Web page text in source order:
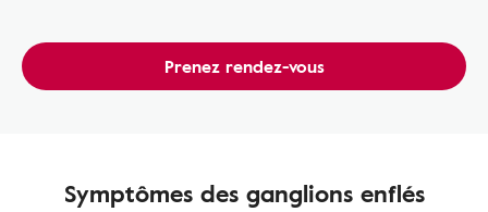
Prenez rendez-vous
Symptômes des ganglions enflés